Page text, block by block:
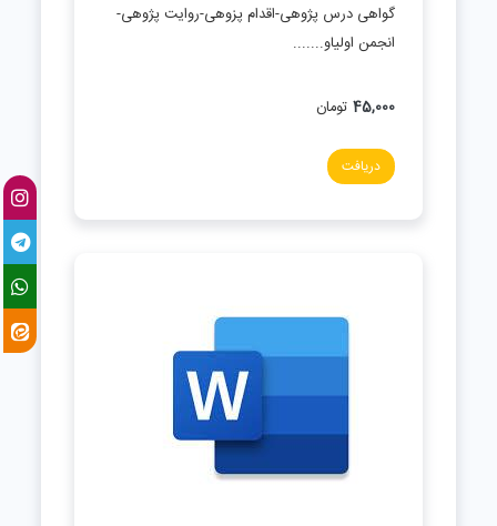
گواهی درس پژوهی-اقدام پزوهی-روایت پژوهی-
انجمن اولیاو.......
45,000 تومان
دریافت